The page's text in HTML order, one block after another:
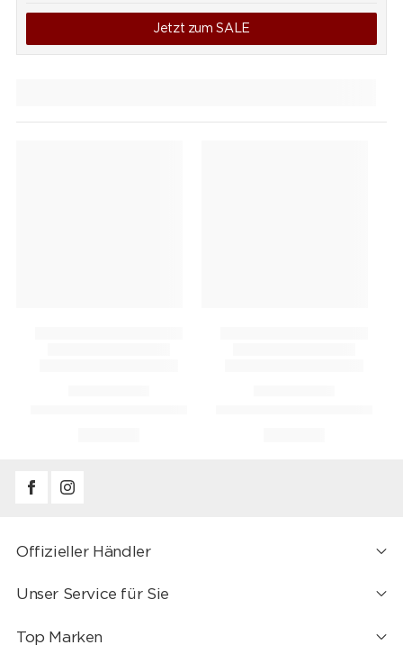
Jetzt zum SALE
Offizieller Händler
Unser Service für Sie
Top Marken